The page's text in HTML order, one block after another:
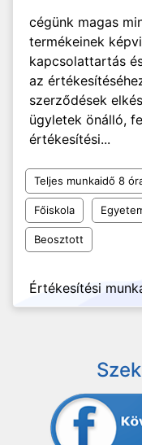
cégünk magas
termékeinek
kapcsolattartás
az
szerződések
ügyletek önálló,
értékesítési...
Teljes munkaidő 8
Főiskola
Beosztott
Értékesítési